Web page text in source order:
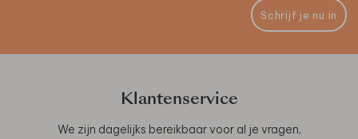
Schrijf je nu in
Klantenservice
We zijn dagelijks bereikbaar voor al je vragen,